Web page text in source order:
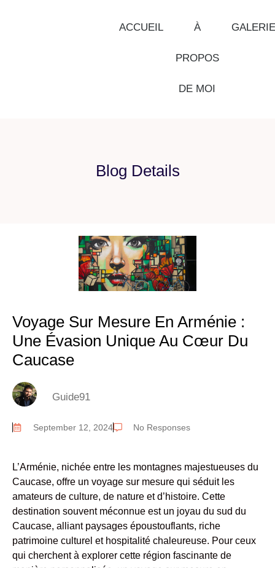
ACCUEIL À
PROPOS
DE MOI
GALERIE
Blog Details
Voyage Sur Mesure En Arménie :
Une Évasion Unique Au Cœur Du
Caucase
Guide91
September 12, 2024 No Responses
L’Arménie, nichée entre les montagnes majestueuses du
Caucase, offre un voyage sur mesure qui séduit les
amateurs de culture, de nature et d’histoire. Cette
destination souvent méconnue est un joyau du sud du
Caucase, alliant paysages époustouflants, riche
patrimoine culturel et hospitalité chaleureuse. Pour ceux
qui cherchent à explorer cette région fascinante de